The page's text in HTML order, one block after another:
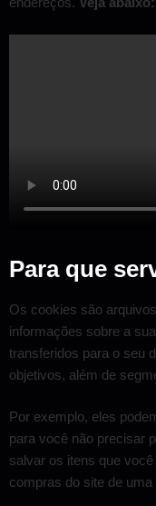
Para que
Os cookies são
informações sobre a
transferidos para o seu
objetivos, além de
Por exemplo, eles
para você não precisar
salvar os itens que
compras do site de uma